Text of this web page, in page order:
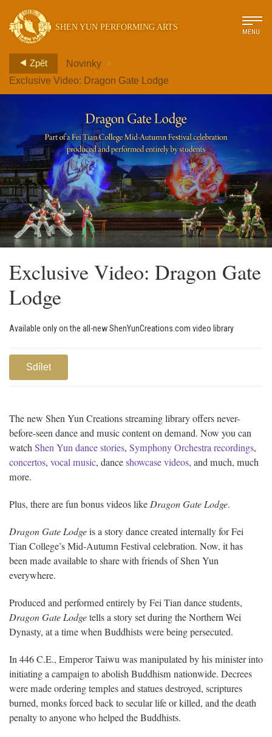
SHEN YUN PERFORMING ARTS
MENU
Zpět Novinky >
Exclusive Video: Dragon Gate Lodge
Exclusive Video: Dragon Gate
Lodge
Available only on the all-new ShenYunCreations.com video library
Sdílet
The new Shen Yun Creations streaming library offers never-
before-seen dance and music content on demand. Now you can
watchShen Yun dance stories, Symphony Orchestra recordings,
concertos, vocal music, danceshowcase videos, and much, much
more.
Plus, there are fun bonus videos like Dragon Gate Lodge.
Dragon Gate Lodgeis a story dance created internally for Fei
Tian College’s Mid-Autumn Festival celebration. Now, it has
been made available to share with friends of Shen Yun
everywhere.
Produced and performed entirely by Fei Tian dance students,
Dragon Gate Lodgetells a story set during the Northern Wei
Dynasty, at a time when Buddhists were being persecuted.
In 446 C.E., Emperor Taiwu was manipulated by his minister into
initiating a campaign to abolish Buddhism nationwide. Decrees
were made ordering temples and statues destroyed, scriptures
burned, monks forced back to secular life or killed, and the death
penalty to anyone who helped the Buddhists.